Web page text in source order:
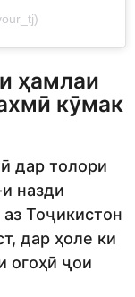
ҳамлаи
кӯмак
дар толори
назди
Тоҷикистон
дар ҳоле ки
огоҳӣ ҷои